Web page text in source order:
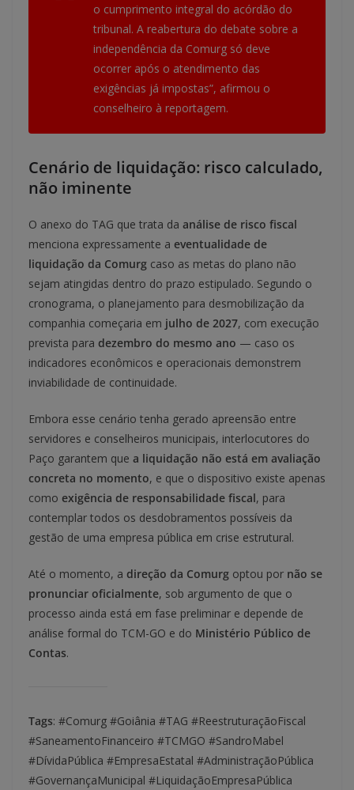
o cumprimento integral do acórdão do
tribunal. A reabertura do debate sobre a
independência da Comurg só deve
ocorrer após o atendimento das
exigências já impostas”, afirmou o
conselheiro à reportagem.
Cenário de liquidação: risco calculado,
não iminente
O anexo do TAG que trata da análise de risco fiscal
menciona expressamente a eventualidade de
liquidação da Comurg caso as metas do plano não
sejam atingidas dentro do prazo estipulado. Segundo o
cronograma, o planejamento para desmobilização da
companhia começaria em julho de 2027, com execução
prevista para dezembro do mesmo ano — caso os
indicadores econômicos e operacionais demonstrem
inviabilidade de continuidade.
Embora esse cenário tenha gerado apreensão entre
servidores e conselheiros municipais, interlocutores do
Paço garantem que a liquidação não está em avaliação
concreta no momento, e que o dispositivo existe apenas
como exigência de responsabilidade fiscal, para
contemplar todos os desdobramentos possíveis da
gestão de uma empresa pública em crise estrutural.
Até o momento, a direção da Comurg optou por não se
pronunciar oficialmente, sob argumento de que o
processo ainda está em fase preliminar e depende de
análise formal do TCM-GO e do Ministério Público de
Contas.
Tags: #Comurg #Goiânia #TAG #ReestruturaçãoFiscal
#SaneamentoFinanceiro #TCMGO #SandroMabel
#DívidaPública #EmpresaEstatal #AdministraçãoPública
#GovernançaMunicipal #LiquidaçãoEmpresaPública